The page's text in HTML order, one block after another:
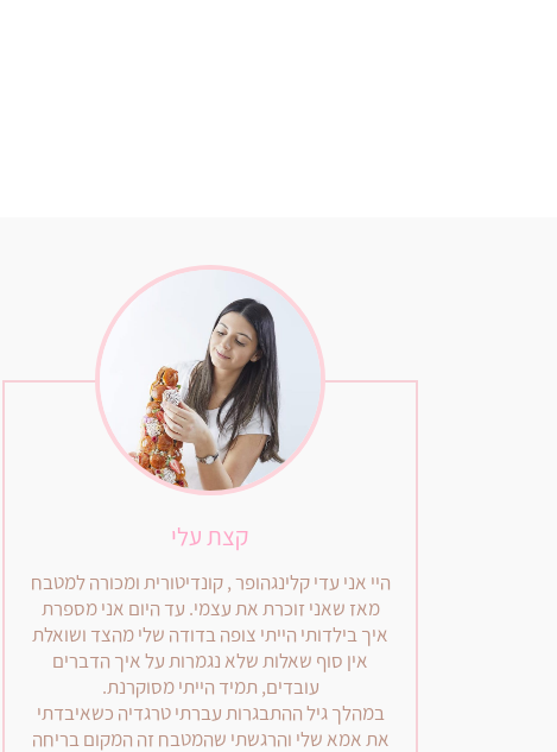
קצת עלי
היי אני עדי קלינגהופר , קונדיטורית ומכורה למטבח
מאז שאני זוכרת את עצמי. עד היום אני מספרת
איך בילדותי הייתי צופה בדודה שלי מהצד ושואלת
אין סוף שאלות שלא נגמרות על איך הדברים
עובדים, תמיד הייתי מסוקרנת.
במהלך גיל ההתבגרות עברתי טרגדיה כשאיבדתי
את אמא שלי והרגשתי שהמטבח זה המקום בריחה